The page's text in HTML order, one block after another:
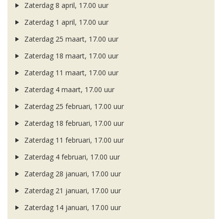
Zaterdag 8 april, 17.00 uur
Zaterdag 1 april, 17.00 uur
Zaterdag 25 maart, 17.00 uur
Zaterdag 18 maart, 17.00 uur
Zaterdag 11 maart, 17.00 uur
Zaterdag 4 maart, 17.00 uur
Zaterdag 25 februari, 17.00 uur
Zaterdag 18 februari, 17.00 uur
Zaterdag 11 februari, 17.00 uur
Zaterdag 4 februari, 17.00 uur
Zaterdag 28 januari, 17.00 uur
Zaterdag 21 januari, 17.00 uur
Zaterdag 14 januari, 17.00 uur